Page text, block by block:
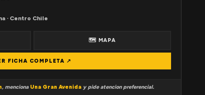
· Centro Chile
🗺 MAPA
FICHA COMPLETA ↗
, menciona Una Gran Avenida y pide atencion preferencial.